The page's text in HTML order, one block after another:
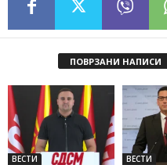
ПОВРЗАНИ НАПИСИ
ВЕСТИ ВЕСТИ